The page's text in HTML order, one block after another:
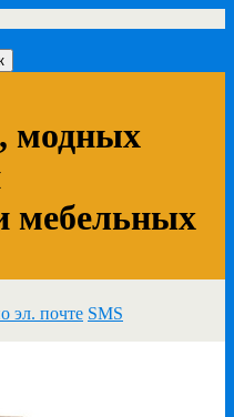
модных
мебельных
эл. почте SMS